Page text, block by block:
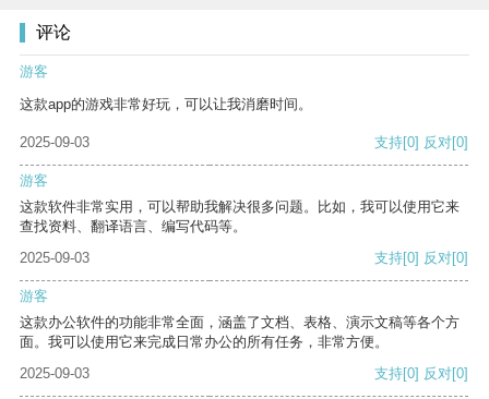
评论
游客
这款app的游戏非常好玩，可以让我消磨时间。
2025-09-03 支持[0] 反对[0]
游客
这款软件非常实用，可以帮助我解决很多问题。比如，我可以使用它来
查找资料、翻译语言、编写代码等。
2025-09-03
支持[0] 反对[0]
游客
这款办公软件的功能非常全面，涵盖了文档、表格、演示文稿等各个方
面。我可以使用它来完成日常办公的所有任务，非常方便。
2025-09-03
支持[0] 反对[0]